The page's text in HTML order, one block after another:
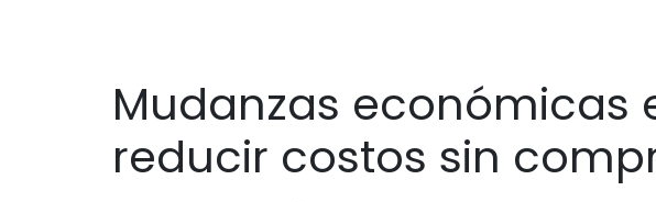
Mudanzas económicas
reducir costos sin